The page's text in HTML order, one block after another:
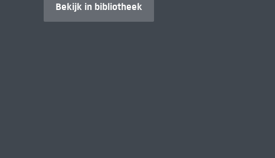
Bekijk in bibliotheek